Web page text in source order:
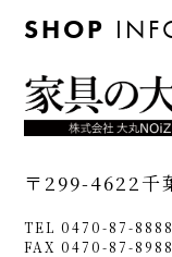
SHOP
〒299-4622千
TEL 0470-87-8888
FAX 0470-87-8988